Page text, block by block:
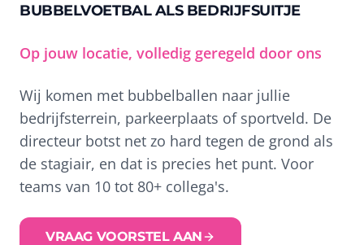
BUBBELVOETBAL ALS BEDRIJFSUITJE
Op jouw locatie, volledig geregeld door ons
Wij komen met bubbelballen naar jullie
bedrijfsterrein, parkeerplaats of sportveld. De
directeur botst net zo hard tegen de grond als
de stagiair, en dat is precies het punt. Voor
teams van 10 tot 80+ collega's.
VRAAG VOORSTEL AAN